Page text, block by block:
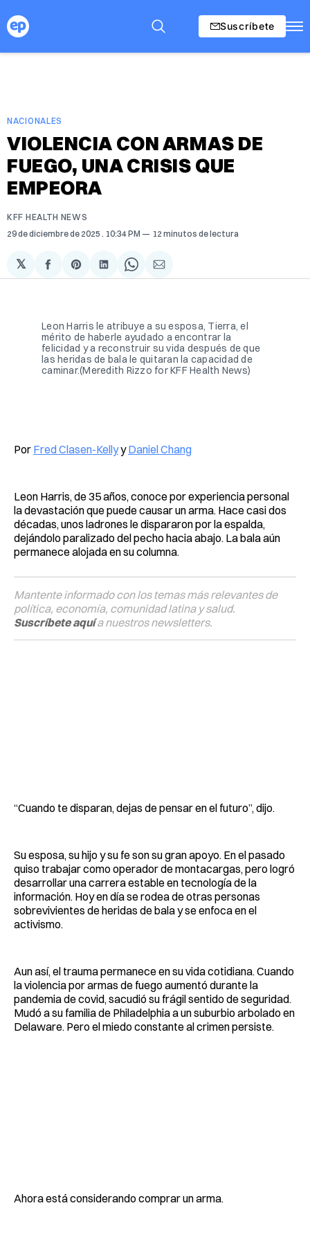
Suscríbete
NACIONALES
VIOLENCIA CON ARMAS DE
FUEGO, UNA CRISIS QUE
EMPEORA
KFF HEALTH NEWS
29 de diciembre de 2025 . 10:34 PM 12 minutos de lectura
𝕏
Compartir
en
Share
on
Compartir
en
Share
on
Compartir
via
Leon Harris le atribuye a su esposa, Tierra, el
mérito de haberle ayudado a encontrar la
felicidad y a reconstruir su vida después de que
las heridas de bala le quitaran la capacidad de
caminar.(Meredith Rizzo for KFF Health News)
Por Fred Clasen-KellyyDaniel Chang
Leon Harris, de 35 años, conoce por experiencia personal
la devastación que puede causar un arma. Hace casi dos
décadas, unos ladrones le dispararon por la espalda,
dejándolo paralizado del pecho hacia abajo. La bala aún
permanece alojada en su columna.
Mantente informado con los temas más relevantes de
política, economía, comunidad latina y salud.
Suscríbete aquía nuestros newsletters.
“Cuando te disparan, dejas de pensar en el futuro”, dijo.
Su esposa, su hijo y su fe son su gran apoyo. En el pasado
quiso trabajar como operador de montacargas, pero logró
desarrollar una carrera estable en tecnología de la
información. Hoy en día se rodea de otras personas
sobrevivientes de heridas de bala y se enfoca en el
activismo.
Aun así, el trauma permanece en su vida cotidiana. Cuando
la violencia por armas de fuego aumentó durante la
pandemia de covid, sacudió su frágil sentido de seguridad.
Mudó a su familia de Philadelphia a un suburbio arbolado en
Delaware. Pero el miedo constante al crimen persiste.
Ahora está considerando comprar un arma.